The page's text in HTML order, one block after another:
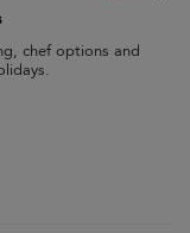
chef options and